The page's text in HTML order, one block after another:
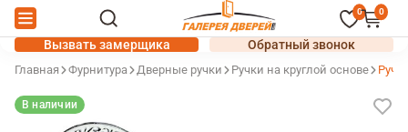
0 0
Вызвать замерщика Обратный звонок
Главная Фурнитура Дверные ручки Ручки на круглой основе
В наличии